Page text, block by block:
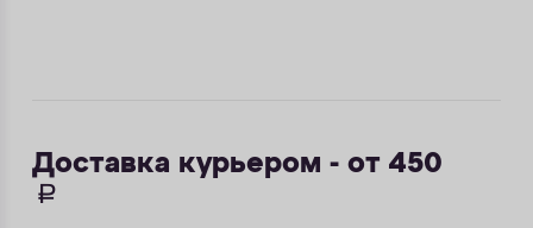
Доставка курьером - от 450
руб.